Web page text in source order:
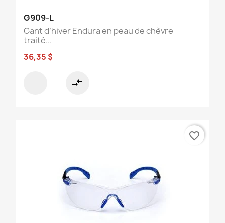
G909-L
Gant d’hiver Endura en peau de chèvre
traité...
36,35 $
compare_arrows
favorite_border